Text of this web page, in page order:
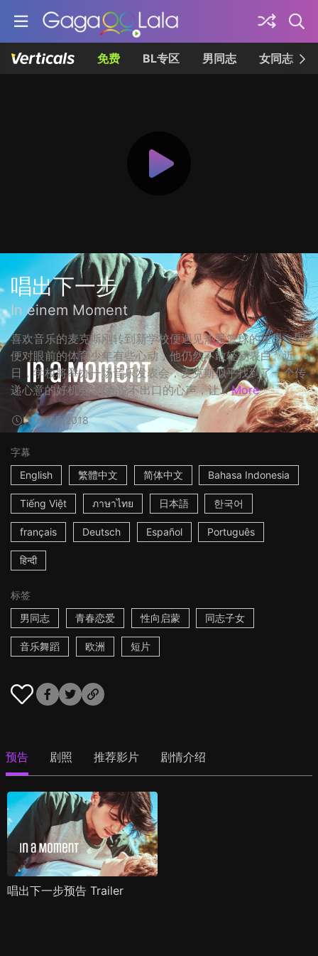
免费 BL专区 男同志 女同志
唱出下一步
In einem Moment
喜欢音乐的麦克斯刚转到新学校便遇见热爱篮球的里昂，即
便对眼前的体育少年有些心动，他仍然不敢轻易表白。近
日，学校将举办一场音乐发表会，麦克斯似乎找到了一个传
递心意的好机会！ ☆说不出口的心声，让... More
17m德国2018
字幕
English
繁體中文 简体中文 Bahasa Indonesia
Tiếng Việt ภาษาไทย 日本語 한국어
français Deutsch Español Português
हिन्दी
标签
男同志
青春恋爱 性向启蒙 同志子女
音乐舞蹈 欧洲 短片
预告 剧照 推荐影片 剧情介绍
唱出下一步预告 Trailer